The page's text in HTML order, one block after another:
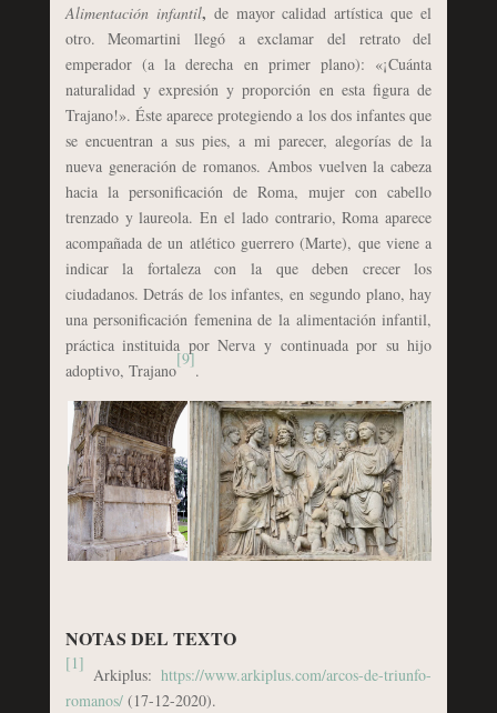
Alimentación infantil, de mayor calidad artística que el
otro. Meomartini llegó a exclamar del retrato del
emperador (a la derecha en primer plano): «¡Cuánta
naturalidad y expresión y proporción en esta figura de
Trajano!». Éste aparece protegiendo a los dos infantes que
se encuentran a sus pies, a mi parecer, alegorías de la
nueva generación de romanos. Ambos vuelven la cabeza
hacia la personificación de Roma, mujer con cabello
trenzado y laureola. En el lado contrario, Roma aparece
acompañada de un atlético guerrero (Marte), que viene a
indicar la fortaleza con la que deben crecer los
ciudadanos. Detrás de los infantes, en segundo plano, hay
una personificación femenina de la alimentación infantil,
práctica instituida por Nerva y continuada por su hijo
adoptivo, Trajano
[9]
.
NOTAS DEL TEXTO
[1]
Arkiplus:https://www.arkiplus.com/arcos-de-triunfo-
romanos/(17-12-2020).